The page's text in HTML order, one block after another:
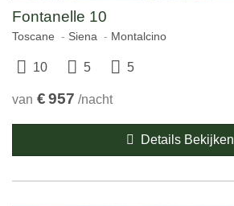
Fontanelle 10
Toscane Siena Montalcino
10 5 5
van €957 /nacht
Details Bekijken